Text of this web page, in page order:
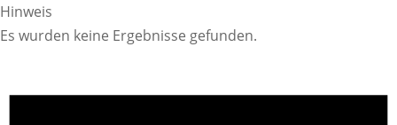
Hinweis
Es wurden keine Ergebnisse gefunden.